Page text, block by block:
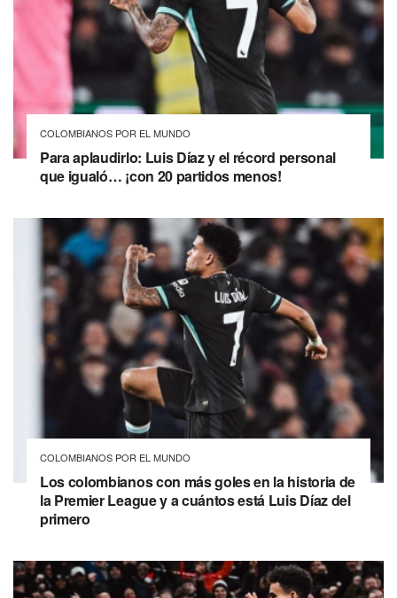
COLOMBIANOS POR EL MUNDO
Para aplaudirlo: Luis Díaz y el récord personal
que igualó… ¡con 20 partidos menos!
COLOMBIANOS POR EL MUNDO
Los colombianos con más goles en la historia de
la Premier League y a cuántos está Luis Díaz del
primero